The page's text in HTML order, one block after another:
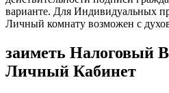
варианте. Для Индивидуальных
Личный комнату возможен с
заиметь Налоговый
Личный Кабинет